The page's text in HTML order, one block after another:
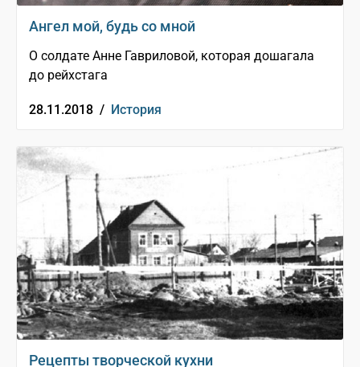
Ангел мой, будь со мной
О солдате Анне Гавриловой, которая дошагала
до рейхстага
28.11.2018 / История
Рецепты творческой кухни